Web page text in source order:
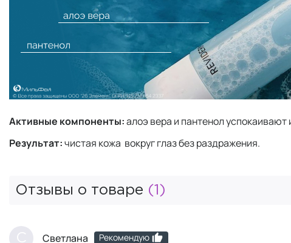
Активные компоненты:алоэ вера и пантенол
Результат:чистая кожа вокруг глаз без раздражения.
Отзывы о товаре (1)
Светлана Рекомендую